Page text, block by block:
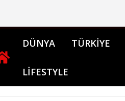
DÜNYA TÜRKİYE
LİFESTYLE